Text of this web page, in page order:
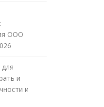
ООО
и
и